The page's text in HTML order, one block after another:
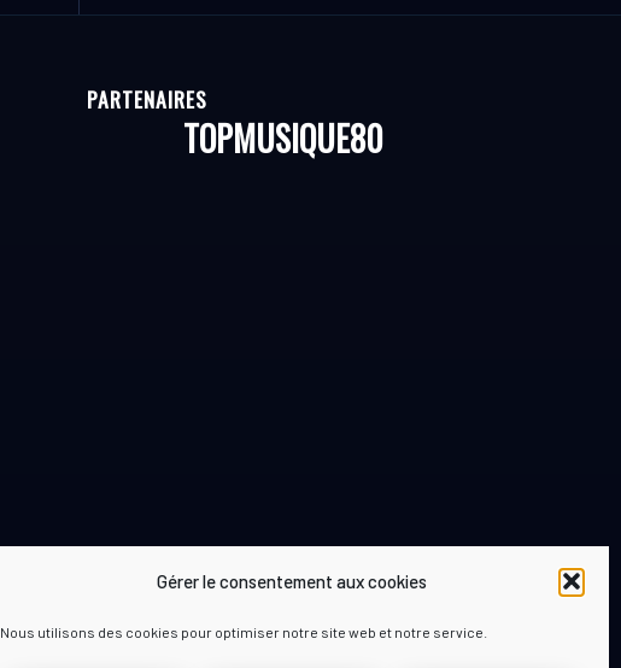
Gérer le consentement aux cookies
Nous utilisons des cookies pour optimiser notre site web et notre service.
PARTENAIRES
TOPMUSIQUE80